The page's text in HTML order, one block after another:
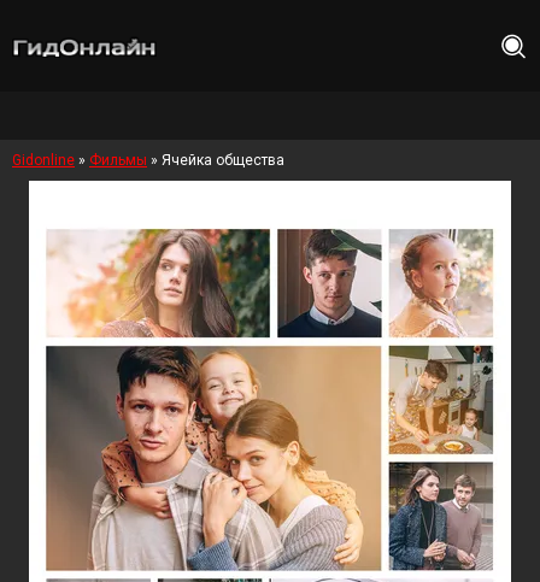
Gidonline » Фильмы » Ячейка общества